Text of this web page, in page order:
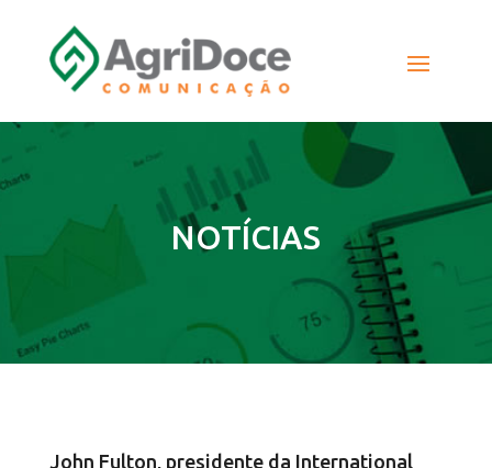
NOTÍCIAS
John Fulton, presidente da International